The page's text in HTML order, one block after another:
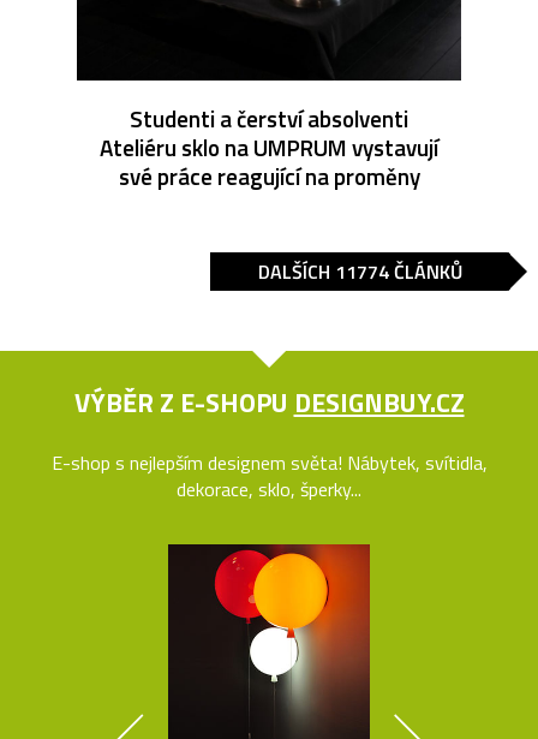
Studenti a čerství absolventi
Ateliéru sklo na UMPRUM vystavují
své práce reagující na proměny
DALŠÍCH 11774 ČLÁNKŮ
VÝBĚR Z E-SHOPU DESIGNBUY.CZ
E-shop s nejlepším designem světa! Nábytek, svítidla,
dekorace, sklo, šperky...